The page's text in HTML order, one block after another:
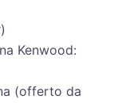
Kenwood:
(offerto da